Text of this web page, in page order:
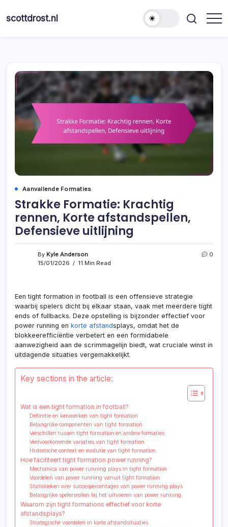
scottdrost.nl
Aanvallende Formaties
Strakke Formatie: Krachtig
rennen, Korte afstandspellen,
Defensieve uitlijning
By Kyle Anderson
15/01/2026
11 Min Read
0
Een tight formation in football is een offensieve strategie
waarbij spelers dicht bij elkaar staan, vaak met meerdere tight
ends of fullbacks. Deze opstelling is bijzonder effectief voor
power running en korte afstandsplays, omdat het de
blokkeerefficiëntie verbetert en een formidabele
aanwezigheid aan de scrimmagelijn biedt, wat cruciale winst in
uitdagende situaties vergemakkelijkt.
Key sections in the article:
Wat is een tight formation in football?
Definitie en kenmerken van tight formation
Belangrijke componenten van tight formation
Verschillen tussen tight formation en andere formaties
Veelvoorkomende variaties van tight formation
Historische context en evolutie van tight formation
Hoe faciliteert tight formation power running?
Mechanica van power running plays in tight formation
Voordelen van power running vanuit tight formation
Statistieken over succespercentages van power running plays
Belangrijke spelersrollen bij het uitvoeren van power running
Waarom zijn tight formations effectief voor korte
afstandsplays?
Strategische voordelen in korte afstandsituaties